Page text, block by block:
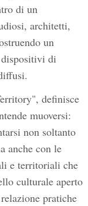
di un
architetti,
un
di
definisce
muoversi:
non soltanto
anche con le
e territoriali che
culturale aperto
pratiche